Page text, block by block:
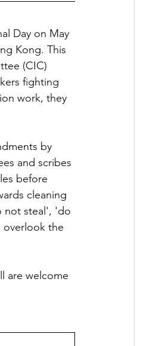
Day on May
Kong. This
(CIC)
fighting
work, they
by
and scribes
before
cleaning
not steal', 'do
the
are welcome